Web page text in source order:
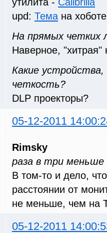
upd: Тема на хоботе
На прямых четких
Наверное, "хитрая"
Какие
четкость?
DLP проекторы?
05-12-2011
Rimsky
раза в три меньше
В том-то и дело,
расстоянии от
не меньше, чем на
05-12-2011